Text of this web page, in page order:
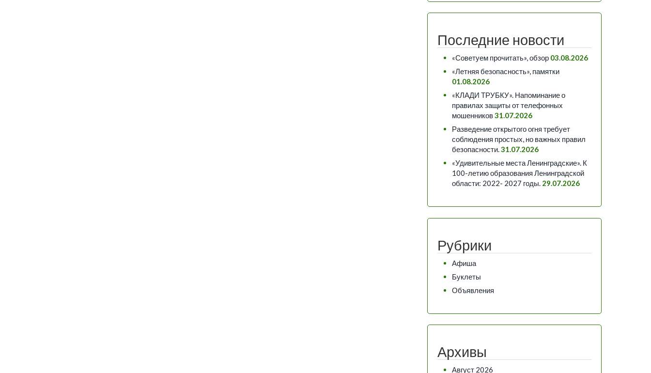
Последние новости
«Советуем прочитать», обзор 03.08.2026
«Летняя безопасность», памятки
01.08.2026
«КЛАДИ ТРУБКУ». Напоминание о
правилах защиты от телефонных
мошенников31.07.2026
Разведение открытого огня требует
соблюдения простых, но важных правил
безопасности.31.07.2026
«Удивительные места Ленинградские». К
100-летию образования Ленинградской
области: 2022- 2027 годы. 29.07.2026
Рубрики
Афиша
Буклеты
Объявления
Архивы
Август 2026